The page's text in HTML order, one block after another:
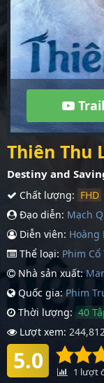
Thiên Thu
Destiny and
Chất lượng: FHD
Đạo diễn: Mạch
Diễn viên: Hoàng
Thể loại: Phim
Nhà sản xuất:
Quốc gia: Phim
Thời lượng: 40
Lượt xem:
5.0 1 lượt